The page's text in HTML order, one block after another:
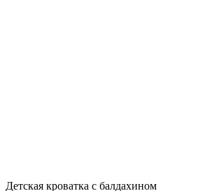
Детская кроватка с балдахином